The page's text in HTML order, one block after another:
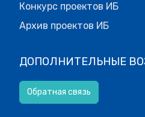
Конкурс проектов ИБ
Архив проектов ИБ
ДОПОЛНИТЕЛЬНЫЕ
Обратная связь